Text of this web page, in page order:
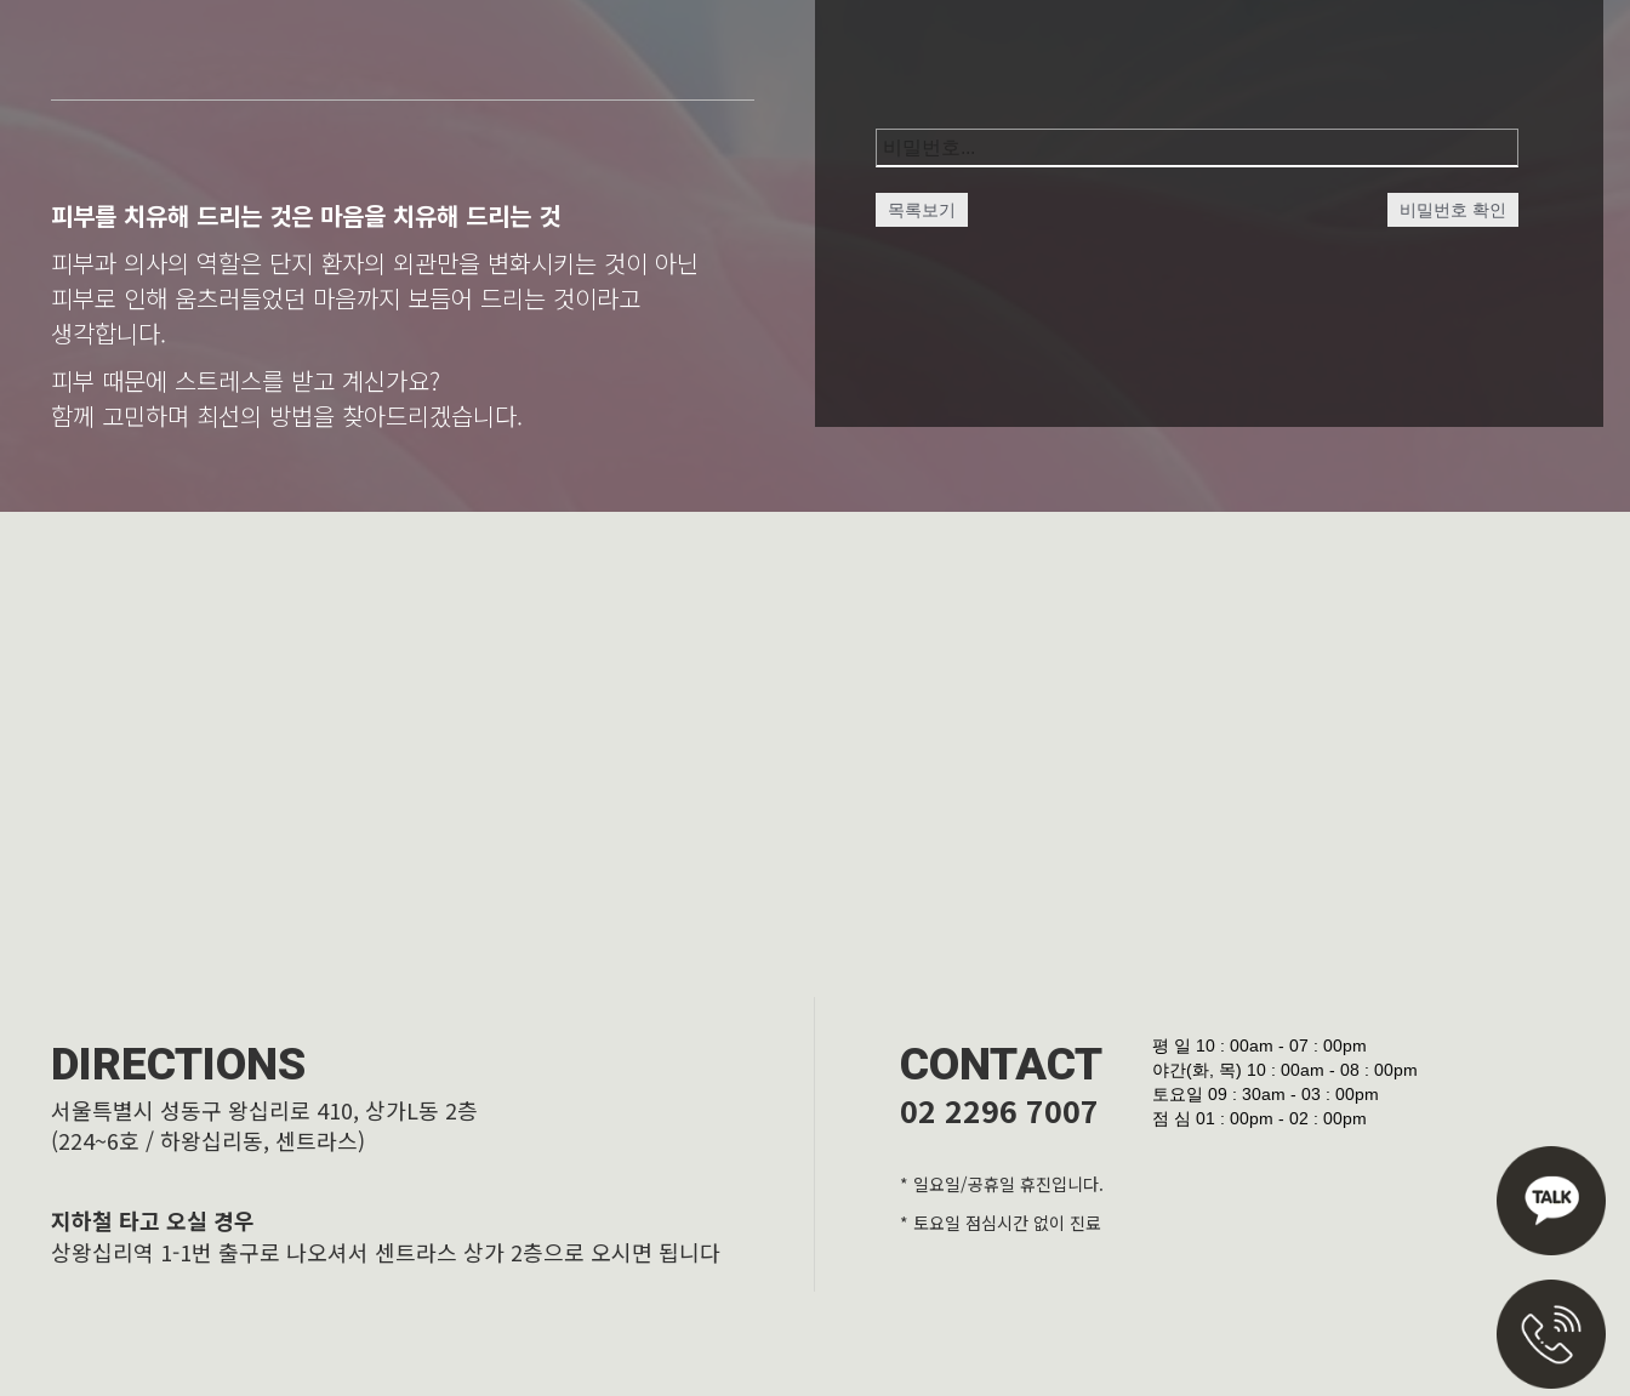
피부를 치유해 드리는 것은 마음을 치유해 드리는 것
피부과 의사의 역할은 단지 환자의 외관만을 변화시키는 것이 아닌
피부로 인해 움츠러들었던 마음까지 보듬어 드리는 것이라고
생각합니다.
피부 때문에 스트레스를 받고 계신가요?
함께 고민하며 최선의 방법을 찾아드리겠습니다.
목록보기 비밀번호 확인
DIRECTIONS
서울특별시 성동구 왕십리로 410, 상가L동 2층
(224~6호 / 하왕십리동, 센트라스)
지하철 타고 오실 경우
상왕십리역 1-1번 출구로 나오셔서 센트라스 상가 2층으로 오시면 됩니다
CONTACT
02 2296 7007
* 일요일/공휴일 휴진입니다.
* 토요일 점심시간 없이 진료
평 일 10 : 00am - 07 : 00pm
야간(화, 목) 10 : 00am - 08 : 00pm
토요일 09 : 30am - 03 : 00pm
점 심 01 : 00pm - 02 : 00pm